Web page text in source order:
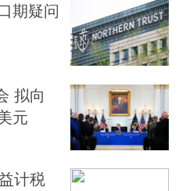
期疑问
拟向
元
计税